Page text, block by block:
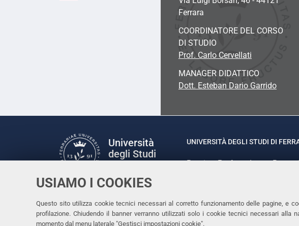
USIAMO I COOKIES
Questo sito utilizza cookie tecnici necessari al corretto funzionamento delle pagine, e
profilazione. Chiudendo il banner verranno utilizzati solo i cookie tecnici necessari
momento dal menu laterale "Gestisci impostazioni cookie".
Ferrara
COORDINATORE DEL CORSO
DI STUDIO
Prof. Carlo Cervellati
MANAGER DIDATTICO
Dott. Esteban Dario Garrido
Università
degli Studi
Facebook
LinkedinInstagram
Youtube
UNIVERSITÀ DEGLI STUDI DI
Rettrice: Prof.ssa Laura